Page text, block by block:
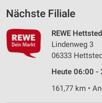
Nächste Filiale
REWE
Lindenweg 3
06333
Heute 06:00 -
161,77 km •